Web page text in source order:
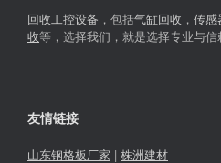
回收工控设备 ，包括气缸回收 ， 传感
收等，选择我们，就是选择专业与信
友情链接
山东钢格板厂家 | 株洲建材